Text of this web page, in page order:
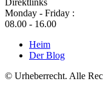
Monday - Friday :
08.00 - 16.00
Heim
Der Blog
© Urheberrecht. Alle